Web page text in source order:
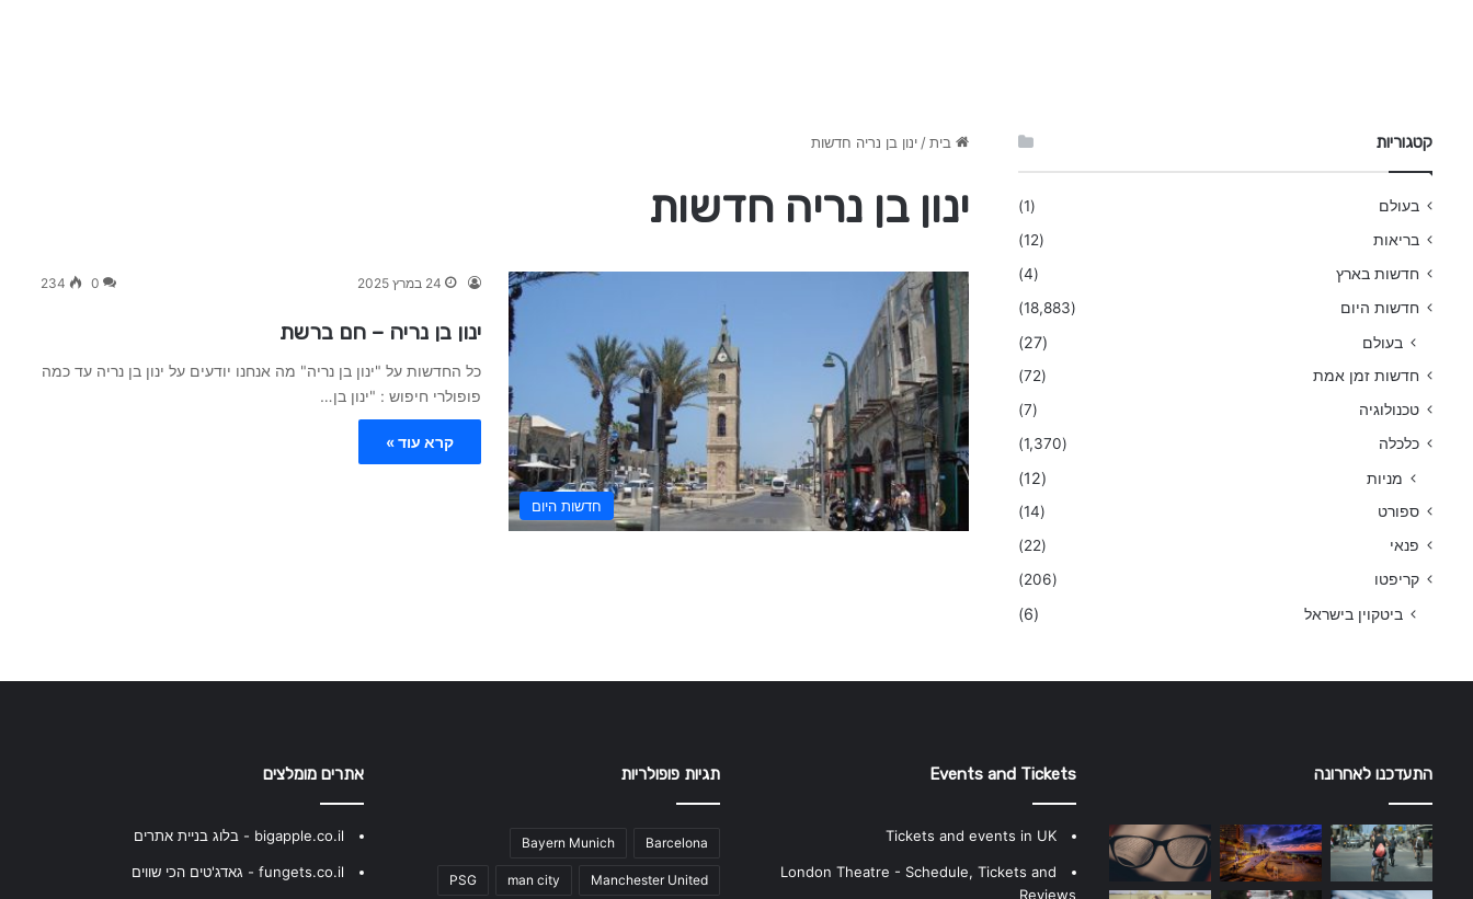
בית / ינון בן נריה חדשות
ינון בן נריה חדשות
חדשות היום
24 במרץ 2025 0
234
ינון בן נריה – חם ברשת
כל החדשות על "ינון בן נריה" מה אנחנו יודעים על ינון בן נריה עד כמה
פופולרי חיפוש : "ינון בן…
קרא עוד »
קטגוריות
בעולם
(1)
בריאות
(12)
חדשות בארץ
(4)
חדשות היום
(18,883)
בעולם (27)
חדשות זמן אמת
(72)
טכנולוגיה
(7)
כלכלה
(1,370)
מניות (12)
ספורט
(14)
פנאי
(22)
קריפטו
(206)
ביטקוין בישראל (6)
התעדכנו לאחרונה Events and Tickets
Tickets and events in UK
London Theatre - Schedule, Tickets and
Reviews
תגיות פופולריות
Barcelona
Bayern Munich
Manchester United
man city
PSG
אתרים מומלצים
bigapple.co.il - בלוג בניית אתרים
fungets.co.il - גאדג'טים הכי שווים